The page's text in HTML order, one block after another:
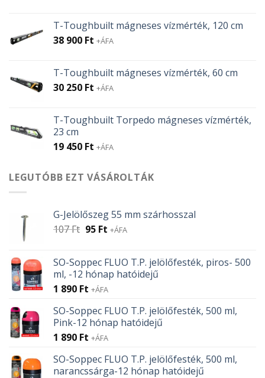
T-Toughbuilt mágneses vízmérték, 120 cm
38 900 Ft +ÁFA
T-Toughbuilt mágneses vízmérték, 60 cm
30 250 Ft +ÁFA
T-Toughbuilt Torpedo mágneses vízmérték,
23 cm
19 450 Ft +ÁFA
LEGUTÓBB EZT VÁSÁROLTÁK
G-Jelölőszeg 55 mm szárhosszal
107Ft Original
107 Ft.
95 FtCurrent
95 Ft.
+ÁFA
SO-Soppec FLUO T.P. jelölőfesték, piros- 500
ml, -12 hónap hatóidejű
1 890 Ft +ÁFA
SO-Soppec FLUO T.P. jelölőfesték, 500 ml,
Pink-12 hónap hatóidejű
1 890 Ft +ÁFA
SO-Soppec FLUO T.P. jelölőfesték, 500 ml,
narancssárga-12 hónap hatóidejű